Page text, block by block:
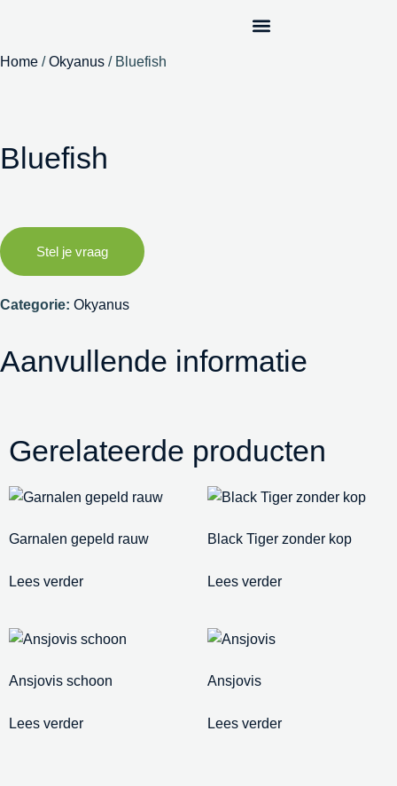
Home /Okyanus / Bluefish
Bluefish
Stel je vraag
Categorie: Okyanus
Aanvullende informatie
Gerelateerde producten
Garnalen gepeld rauw
Lees verder
Black Tiger zonder kop
Lees verder
Ansjovis schoon
Lees verder
Ansjovis
Lees verder